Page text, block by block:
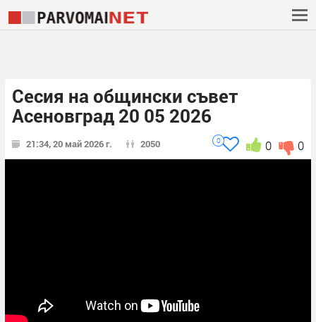
Сесия на общински съвет
Асеновград 20 05 2026
21:34, 20 май 2026 г. 2050 0
0
0